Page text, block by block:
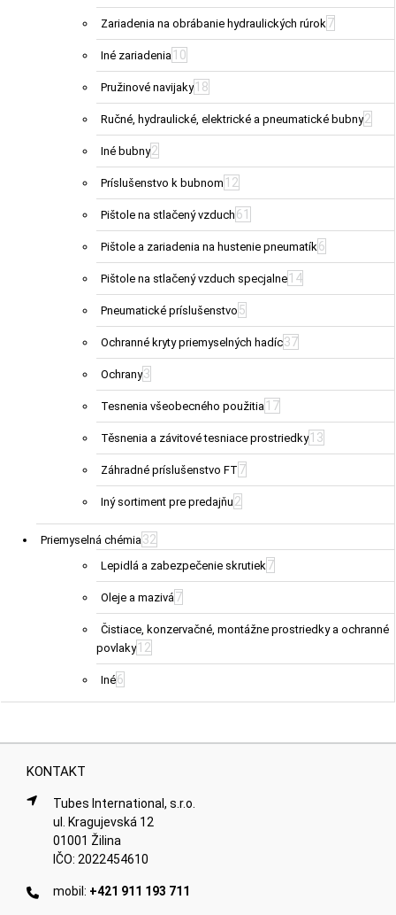
Zariadenia na obrábanie hydraulických rúrok7
Iné zariadenia 10
Pružinové navijaky 18
Ručné, hydraulické, elektrické a pneumatické bubny2
Iné bubny2
Príslušenstvo k bubnom 12
Pištole na stlačený vzduch 61
Pištole a zariadenia na hustenie pneumatík6
Pištole na stlačený vzduch specjalne 14
Pneumatické príslušenstvo 5
Ochranné kryty priemyselných hadíc37
Ochrany3
Tesnenia všeobecného použitia 17
Těsnenia a závitové tesniace prostriedky 13
Záhradné príslušenstvo FT 7
Iný sortiment pre predajňu 2
Priemyselná chémia32
Lepidlá a zabezpečenie skrutiek7
Oleje a mazivá7
Čistiace, konzervačné, montážne prostriedky a ochranné
povlaky 12
Iné6
KONTAKT
Tubes International, s.r.o.
ul. Kragujevská 12
01001 Žilina
IČO: 2022454610
mobil: +421 911 193 711